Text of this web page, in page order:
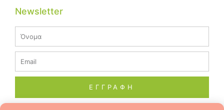
Newsletter
ΕΓΓΡΑΦΗ